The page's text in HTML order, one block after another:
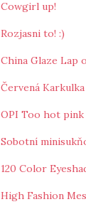
Cowgirl up!
Rozjasni to! :)
China Glaze Lap
Červená
OPI Too hot pink
Sobotní
120 Color
High Fashion